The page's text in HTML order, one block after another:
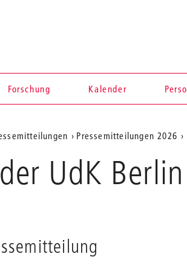
Forschung Kalender
Pressemitteilungen 2026
UdK